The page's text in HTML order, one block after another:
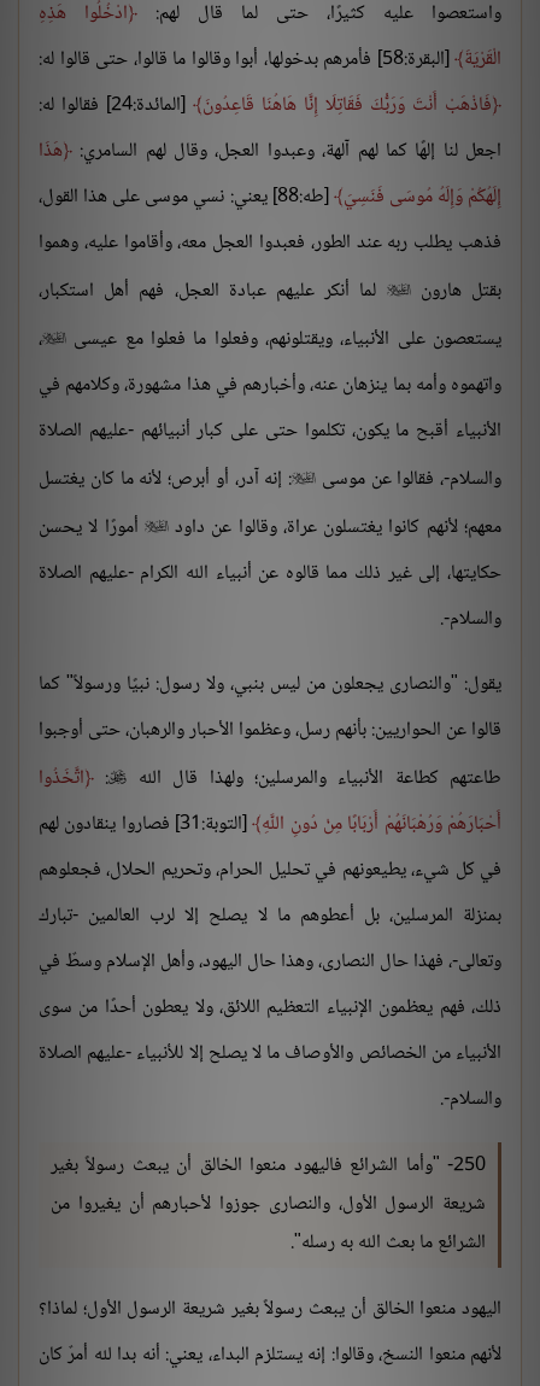
واستعصوا عليه كثيرًا، حتى لما قال لهم:
ادْخُلُوا هَذِهِ
الْقَرْيَةَ [البقرة:58] فأمرهم بدخولها، أبوا وقالوا ما قالوا، حتى قالوا له:
فَاذْهَبْ أَنْتَ وَرَبُّكَ فَقَاتِلَا إِنَّا هَاهُنَا قَاعِدُونَ
[المائدة:24] فقالوا له:
اجعل لنا إلهًا كما لهم آلهة، وعبدوا العجل، وقال لهم السامري: هَذَا
إِلَهُكُمْ وَإِلَهُ مُوسَى فَنَسِيَ
[طه:88] يعني: نسي موسى على هذا القول،
فذهب يطلب ربه عند الطور، فعبدوا العجل معه، وأقاموا عليه، وهموا
بقتل هارون لما أنكر عليهم عبادة العجل، فهم أهل استكبار،
يستعصون على الأنبياء، ويقتلونهم، وفعلوا ما فعلوا مع عيسى ،
واتهموه وأمه بما ينزهان عنه، وأخبارهم في هذا مشهورة، وكلامهم في
الأنبياء أقبح ما يكون، تكلموا حتى على كبار أنبيائهم -عليهم الصلاة
والسلام-، فقالوا عن موسى : إنه آدر، أو أبرص؛ لأنه ما كان يغتسل
معهم؛ لأنهم كانوا يغتسلون عراة، وقالوا عن داود أمورًا لا يحسن
حكايتها، إلى غير ذلك مما قالوه عن أنبياء الله الكرام -عليهم الصلاة
والسلام-.
يقول: "والنصارى يجعلون من ليس بنبي، ولا رسول: نبيًا ورسولاً" كما
قالوا عن الحواريين: بأنهم رسل، وعظموا الأحبار والرهبان، حتى أوجبوا
طاعتهم كطاعة الأنبياء والمرسلين؛ ولهذا قال الله

:
اتَّخَذُوا
أَحْبَارَهُمْ وَرُهْبَانَهُمْ أَرْبَابًا مِنْ دُونِ اللَّهِ
[التوبة:31] فصاروا ينقادون لهم
في كل شيء، يطيعونهم في تحليل الحرام، وتحريم الحلال، فجعلوهم
بمنزلة المرسلين، بل أعطوهم ما لا يصلح إلا لرب العالمين -تبارك
وتعالى-، فهذا حال النصارى، وهذا حال اليهود، وأهل الإسلام وسطٌ في
ذلك، فهم يعظمون الإنبياء التعظيم اللائق، ولا يعطون أحدًا من سوى
الأنبياء من الخصائص والأوصاف ما لا يصلح إلا للأنبياء -عليهم الصلاة
والسلام-.
250- "وأما الشرائع فاليهود منعوا الخالق أن يبعث رسولاً بغير
شريعة الرسول الأول، والنصارى جوزوا لأحبارهم أن يغيروا من
الشرائع ما بعث الله به رسله".
اليهود منعوا الخالق أن يبعث رسولاً بغير شريعة الرسول الأول؛ لماذا؟
لأنهم منعوا النسخ، وقالوا: إنه يستلزم البداء، يعني: أنه بدا لله أمرٌ كان